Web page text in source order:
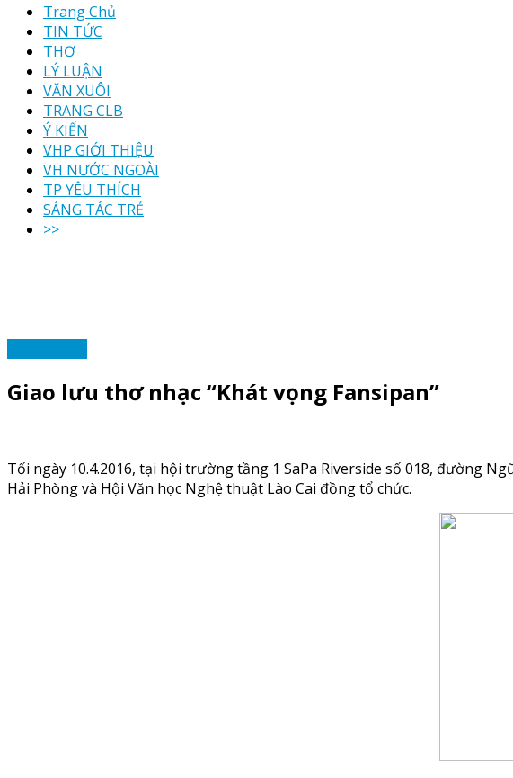
Trang Chủ
TIN TỨC
THƠ
LÝ LUẬN
VĂN XUÔI
TRANG CLB
Ý KIẾN
VHP GIỚI THIỆU
VH NƯỚC NGOÀI
TP YÊU THÍCH
SÁNG TÁC TRẺ
>>
Giao lưu thơ nhạc “Khát vọng Fansipan”
Tối ngày 10.4.2016, tại hội trường tầng 1 SaPa Riverside số 018, đường
Hải Phòng và Hội Văn học Nghệ thuật Lào Cai đồng tổ chức.